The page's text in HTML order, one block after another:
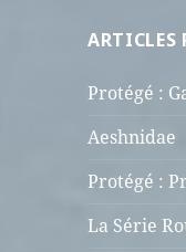
ARTICLES
Protégé :
Aeshnidae
Protégé :
La Série